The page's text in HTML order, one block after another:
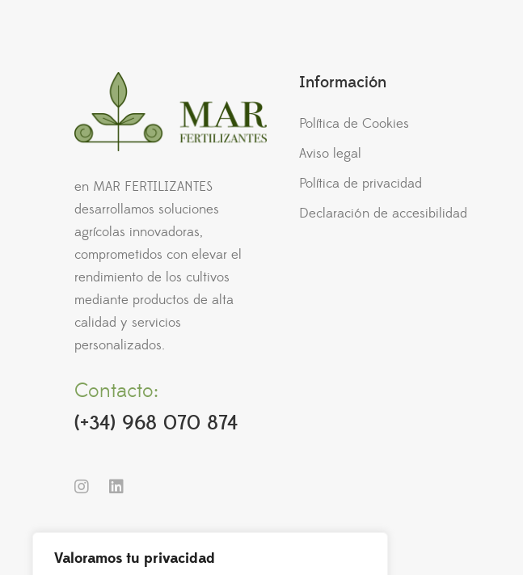
Valoramos tu privacidad
en MAR FERTILIZANTES
desarrollamos soluciones
agrícolas innovadoras,
comprometidos con elevar el
rendimiento de los cultivos
mediante productos de alta
calidad y servicios
personalizados.
Contacto:
(+34) 968 070 874
Información
Política de Cookies
Aviso legal
Política de privacidad
Declaración de accesibilidad